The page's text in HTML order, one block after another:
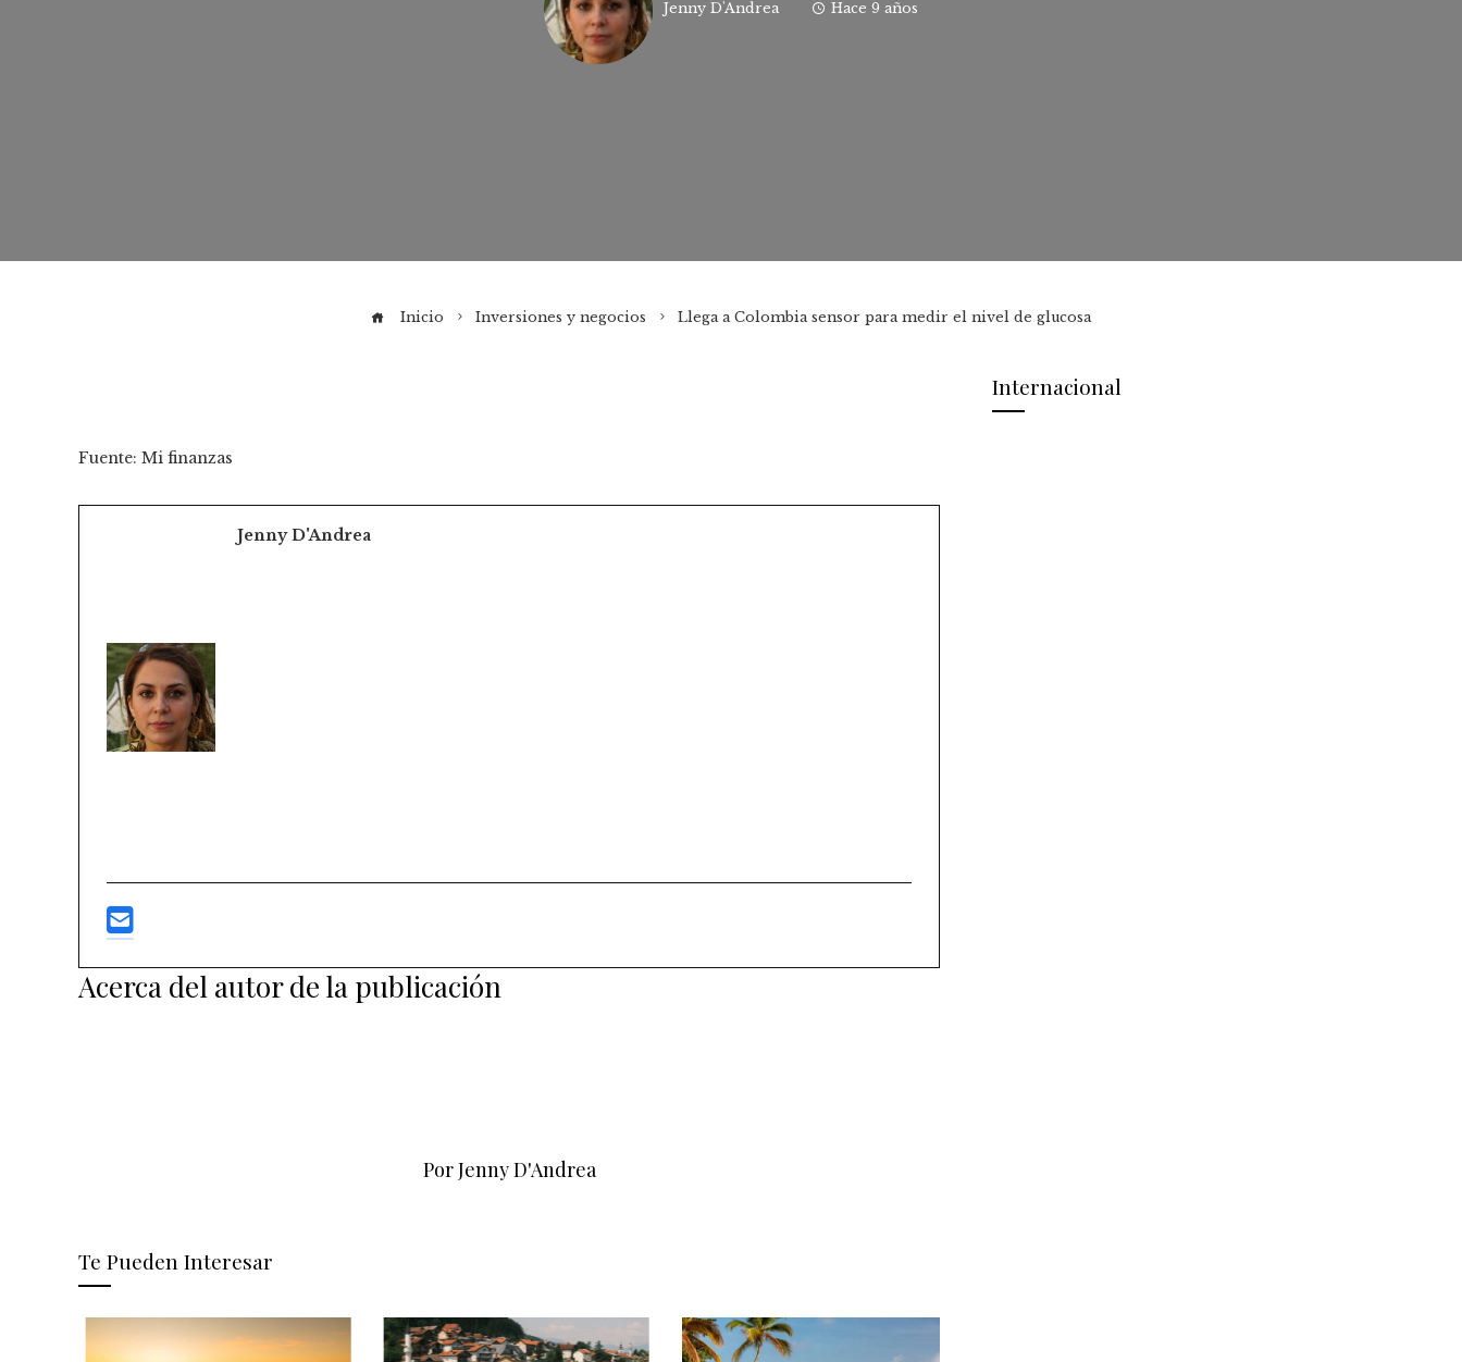
Jenny D'Andrea Hace 9 años
Inicio Inversiones y negocios Llega a Colombia sensor para medir el nivel de glucosa
Fuente: Mi finanzas
Jenny D'Andrea
Acerca del autor de la publicación
Por Jenny D'Andrea
Te Pueden Interesar
Internacional